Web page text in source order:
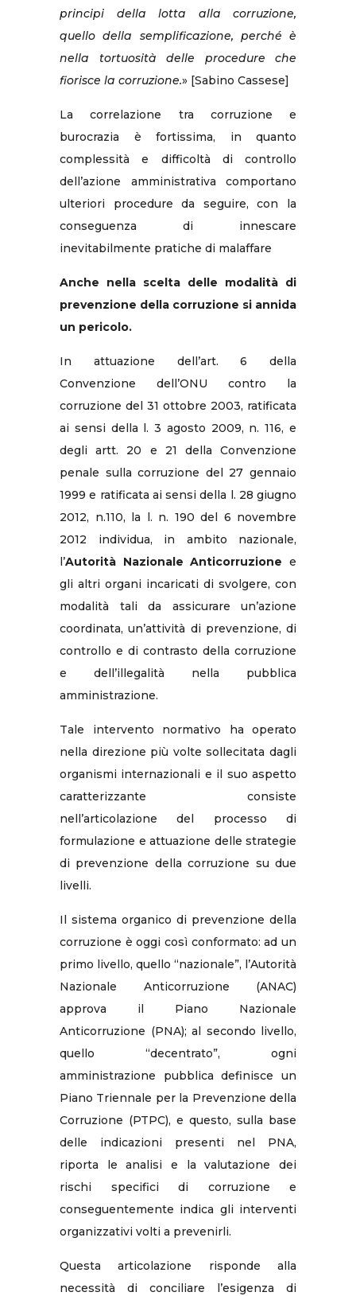
principi della lotta alla corruzione,
quello della semplificazione, perché è
nella tortuosità delle procedure che
fiorisce la corruzione.» [Sabino Cassese]
La correlazione tra corruzione e
burocrazia è fortissima, in quanto
complessità e difficoltà di controllo
dell’azione amministrativa comportano
ulteriori procedure da seguire, con la
conseguenza di innescare
inevitabilmente pratiche di malaffare
Anche nella scelta delle modalità di
prevenzione della corruzione si annida
un pericolo.
In attuazione dell’art. 6 della
Convenzione dell’ONU contro la
corruzione del 31 ottobre 2003, ratificata
ai sensi della l. 3 agosto 2009, n. 116, e
degli artt. 20 e 21 della Convenzione
penale sulla corruzione del 27 gennaio
1999 e ratificata ai sensi della l. 28 giugno
2012, n.110, la l. n. 190 del 6 novembre
2012 individua, in ambito nazionale,
l’Autorità Nazionale Anticorruzione e
gli altri organi incaricati di svolgere, con
modalità tali da assicurare un’azione
coordinata, un’attività di prevenzione, di
controllo e di contrasto della corruzione
e dell’illegalità nella pubblica
amministrazione.
Tale intervento normativo ha operato
nella direzione più volte sollecitata dagli
organismi internazionali e il suo aspetto
caratterizzante consiste
nell’articolazione del processo di
formulazione e attuazione delle strategie
di prevenzione della corruzione su due
livelli.
Il sistema organico di prevenzione della
corruzione è oggi così conformato: ad un
primo livello, quello “nazionale”, l’Autorità
Nazionale Anticorruzione (ANAC)
approva il Piano Nazionale
Anticorruzione (PNA); al secondo livello,
quello “decentrato”, ogni
amministrazione pubblica definisce un
Piano Triennale per la Prevenzione della
Corruzione (PTPC), e questo, sulla base
delle indicazioni presenti nel PNA,
riporta le analisi e la valutazione dei
rischi specifici di corruzione e
conseguentemente indica gli interventi
organizzativi volti a prevenirli.
Questa articolazione risponde alla
necessità di conciliare l’esigenza di